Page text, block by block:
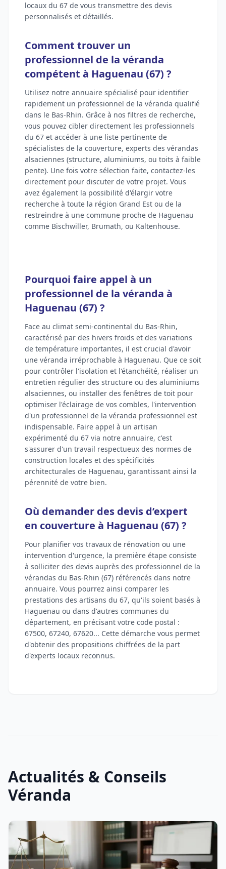
locaux du 67 de vous transmettre des devis
personnalisés et détaillés.
Comment trouver un
professionnel de la véranda
compétent à Haguenau (67) ?
Utilisez notre annuaire spécialisé pour identifier
rapidement un professionnel de la véranda qualifié
dans le Bas-Rhin. Grâce à nos filtres de recherche,
vous pouvez cibler directement les professionnels
du 67 et accéder à une liste pertinente de
spécialistes de la couverture, experts des vérandas
alsaciennes (structure, aluminiums, ou toits à faible
pente). Une fois votre sélection faite, contactez-les
directement pour discuter de votre projet. Vous
avez également la possibilité d'élargir votre
recherche à toute la région Grand Est ou de la
restreindre à une commune proche de Haguenau
comme Bischwiller, Brumath, ou Kaltenhouse.
Pourquoi faire appel à un
professionnel de la véranda à
Haguenau (67) ?
Face au climat semi-continental du Bas-Rhin,
caractérisé par des hivers froids et des variations
de température importantes, il est crucial d'avoir
une véranda irréprochable à Haguenau. Que ce soit
pour contrôler l'isolation et l'étanchéité, réaliser un
entretien régulier des structure ou des aluminiums
alsaciennes, ou installer des fenêtres de toit pour
optimiser l'éclairage de vos combles, l'intervention
d'un professionnel de la véranda professionnel est
indispensable. Faire appel à un artisan
expérimenté du 67 via notre annuaire, c'est
s'assurer d'un travail respectueux des normes de
construction locales et des spécificités
architecturales de Haguenau, garantissant ainsi la
pérennité de votre bien.
Où demander des devis d’expert
en couverture à Haguenau (67) ?
Pour planifier vos travaux de rénovation ou une
intervention d'urgence, la première étape consiste
à solliciter des devis auprès des professionnel de la
vérandas du Bas-Rhin (67) référencés dans notre
annuaire. Vous pourrez ainsi comparer les
prestations des artisans du 67, qu'ils soient basés à
Haguenau ou dans d'autres communes du
département, en précisant votre code postal :
67500, 67240, 67620... Cette démarche vous permet
d'obtenir des propositions chiffrées de la part
d'experts locaux reconnus.
Actualités & Conseils
Véranda